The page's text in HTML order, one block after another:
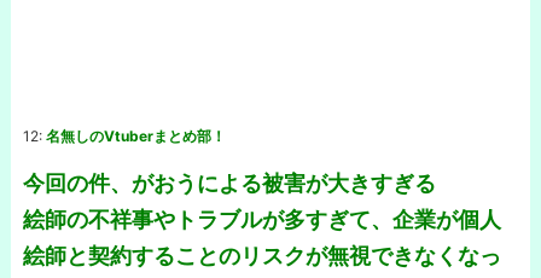
12: 名無しのVtuberまとめ部！
今回の件、がおうによる被害が大きすぎる
絵師の不祥事やトラブルが多すぎて、企業が個人
絵師と契約することのリスクが無視できなくなっ